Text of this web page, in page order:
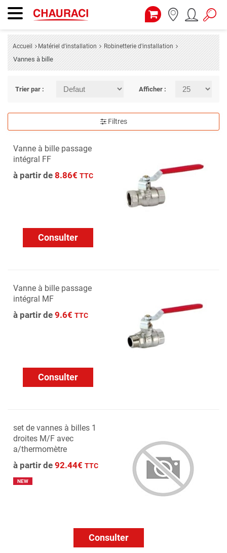
Accueil Matériel d'installation Robinetterie d'installation
Vannes à bille
Trier par : Afficher :
Filtres
Vanne à bille passage
intégral FF
à partir de 8.86€ TTC
Consulter
Vanne à bille passage
intégral MF
à partir de 9.6€ TTC
Consulter
set de vannes à billes 1
droites M/F avec
a/thermomètre
à partir de 92.44€ TTC
NEW
Consulter